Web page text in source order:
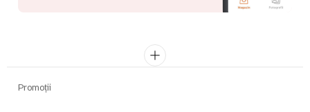
Promoții